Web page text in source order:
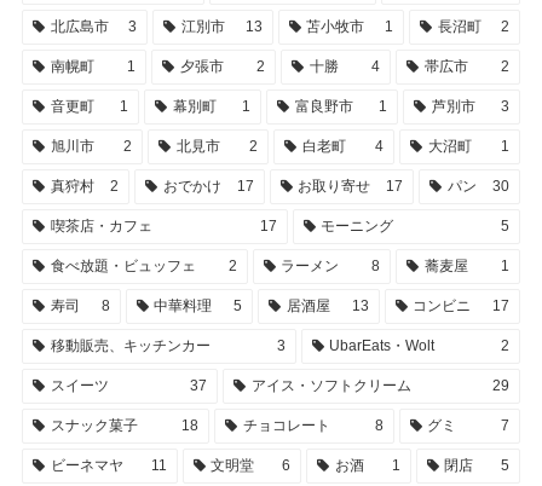
北広島市 3 江別市 13 苫小牧市 1 長沼町 2
南幌町 1 夕張市 2 十勝 4 帯広市 2
音更町 1 幕別町 1 富良野市 1 芦別市 3
旭川市 2 北見市 2 白老町 4 大沼町 1
真狩村 2 おでかけ 17 お取り寄せ 17 パン 30
喫茶店・カフェ 17 モーニング 5
食べ放題・ビュッフェ 2 ラーメン 8 蕎麦屋 1
寿司 8 中華料理 5 居酒屋 13 コンビニ 17
移動販売、キッチンカー 3 UbarEats・Wolt 2
スイーツ 37 アイス・ソフトクリーム 29
スナック菓子 18 チョコレート 8 グミ 7
ビーネマヤ 11 文明堂 6 お酒 1 閉店 5